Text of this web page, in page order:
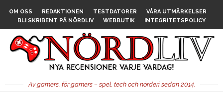
OM OSS REDAKTIONEN TESTDATORER
VÅRA UTMÄRKELSER
BLI SKRIBENT PÅ NÖRDLIV
WEBBUTIK INTEGRITETSPOLICY
Av gamers, för gamers – spel, tech och nörderi sedan 2014.